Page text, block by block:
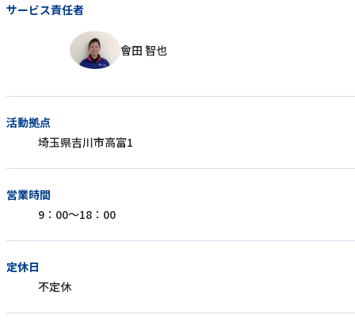
サービス責任者
會田 智也
活動拠点
埼玉県吉川市高富1
営業時間
9：00～18：00
定休日
不定休